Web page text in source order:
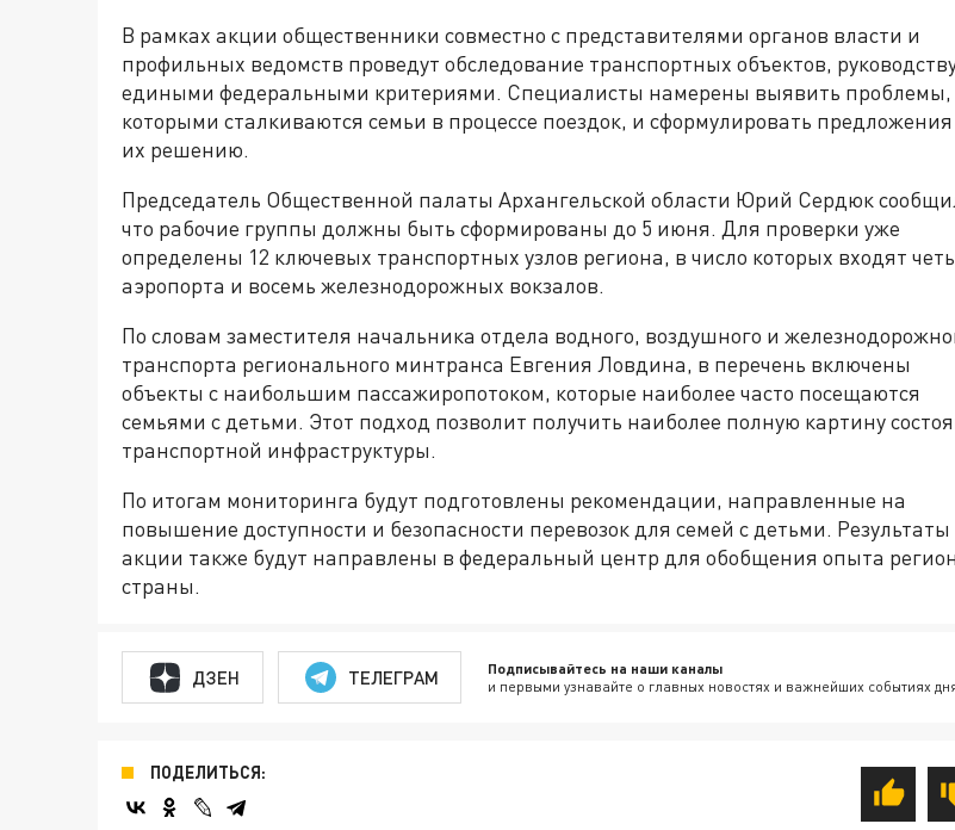
В рамках акции общественники совместно с представителями органов власти и
профильных ведомств проведут обследование транспортных объектов,
едиными федеральными критериями. Специалисты намерены выявить проблемы,
которыми сталкиваются семьи в процессе поездок, и сформулировать
их решению.
Председатель Общественной палаты Архангельской области Юрий Сердюк
что рабочие группы должны быть сформированы до 5 июня. Для проверки уже
определены 12 ключевых транспортных узлов региона, в число которых входят
аэропорта и восемь железнодорожных вокзалов.
По словам заместителя начальника отдела водного, воздушного и
транспорта регионального минтранса Евгения Ловдина, в перечень включены
объекты с наибольшим пассажиропотоком, которые наиболее часто посещаются
семьями с детьми. Этот подход позволит получить наиболее полную картину
транспортной инфраструктуры.
По итогам мониторинга будут подготовлены рекомендации, направленные на
повышение доступности и безопасности перевозок для семей с детьми. Результаты
акции также будут направлены в федеральный центр для обобщения опыта
страны.
ДЗЕН ТЕЛЕГРАМ Подписывайтесь на наши каналы
и первыми узнавайте о главных новостях и важнейших событиях
ПОДЕЛИТЬСЯ: